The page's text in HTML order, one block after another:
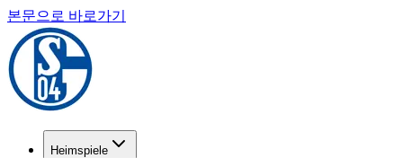
본문으로 바로가기
Heimspiele